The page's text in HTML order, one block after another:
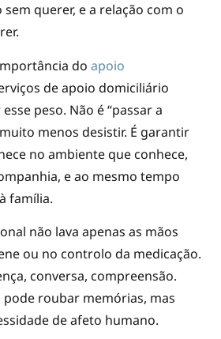
querer, e a relação com o
doapoio
de apoio domiciliário
peso. Não é “passar a
menos desistir. É garantir
no ambiente que conhece,
e ao mesmo tempo
família.
não lava apenas as mãos
ou no controlo da medicação.
conversa, compreensão.
pode roubar memórias, mas
de afeto humano.